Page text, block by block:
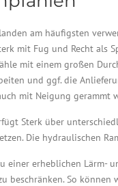
am häufigsten
mit Fug und Recht als
mit einem großen
und ggf. die
mit Neigung gerammt
Sterk über
Die hydraulischen
einer erheblichen Lärm-
beschränken. So